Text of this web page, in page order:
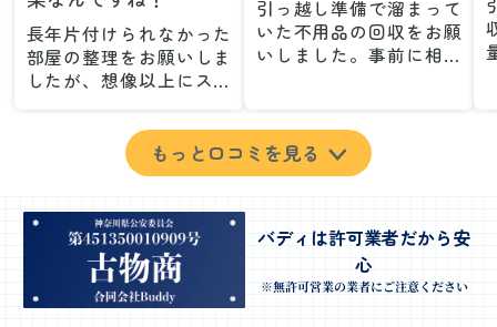
長年片付けられなかった
部屋の整理をお願いしま
したが、想像以上にスム
が集めた物や古い家具が
多く、自分たちだけでは
どうにもならない状態で
んが手際よく片付けてく
れたので、部屋が驚くほ
どスッキリしました。自
分では手が回らなかった
場所も含め、プロの力を
引っ越し準備で溜まって
いた不用品の回収をお願
いしました。事前に相談
とができました。特に、
古い家具や壊れた家電な
ど、処分が難しいものが
きました。
当日は2名のスタッフが来
てくださり、作業の流れ
もっと口コミを見る
バディは許可業者だから安
心
※無許可営業の業者にご注意ください